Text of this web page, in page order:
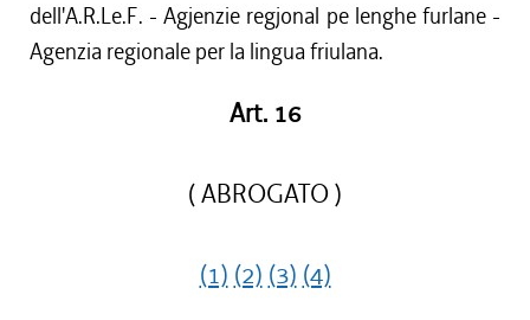
dell'A.R.Le.F. - Agjenzie regjonal pe lenghe furlane -
Agenzia regionale per la lingua friulana.
Art. 16
( ABROGATO )
(1) (2) (3) (4)